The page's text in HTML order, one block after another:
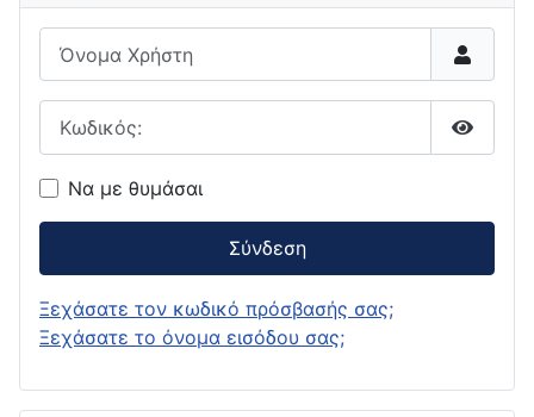
Όνομα Χρήστη
Να με θυμάσαι
Σύνδεση
Ξεχάσατε τον κωδικό πρόσβασής σας;
Ξεχάσατε το όνομα εισόδου σας;